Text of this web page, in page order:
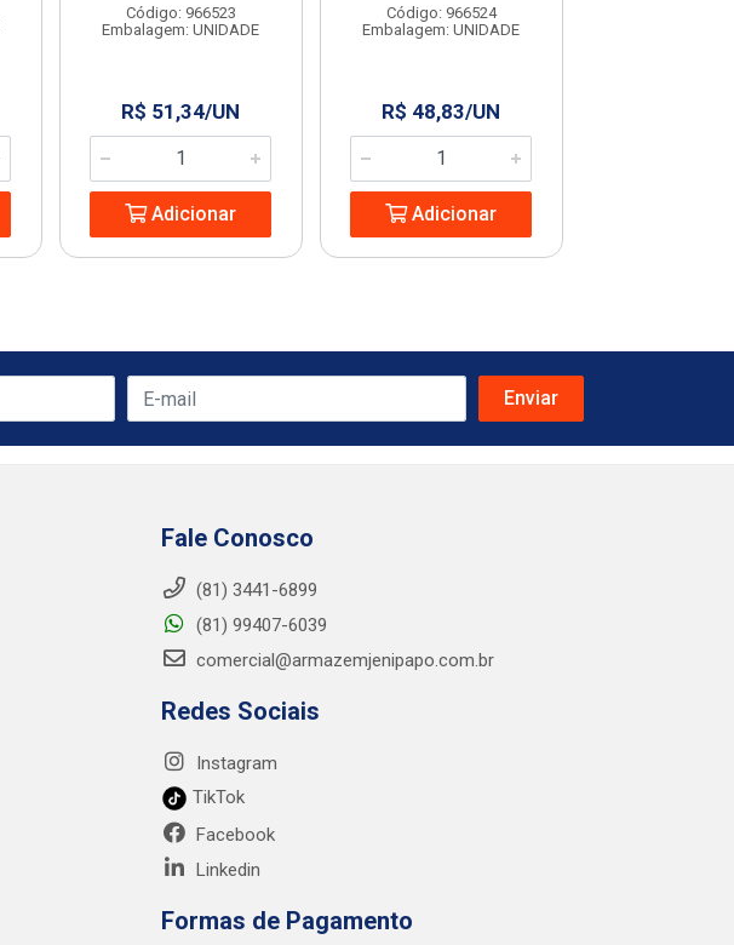
Código: 966523
Embalagem: UNIDADE
R$ 51,34/UN
Adicionar
Código: 966524
Embalagem: UNIDADE
R$ 48,83/UN
Adicionar
Fale Conosco
(81) 3441-6899
(81) 99407-6039
comercial@armazemjenipapo.com.br
Redes Sociais
Instagram
TikTok
Facebook
Linkedin
Formas de Pagamento